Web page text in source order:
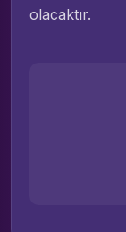
olacaktır.